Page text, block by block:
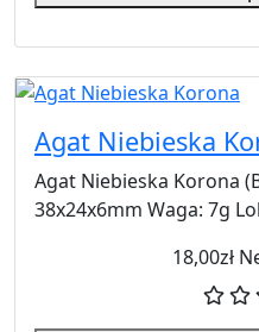
Agat Niebieska
Agat Niebieska Korona
38x24x6mm Waga: 7g
18,00zł